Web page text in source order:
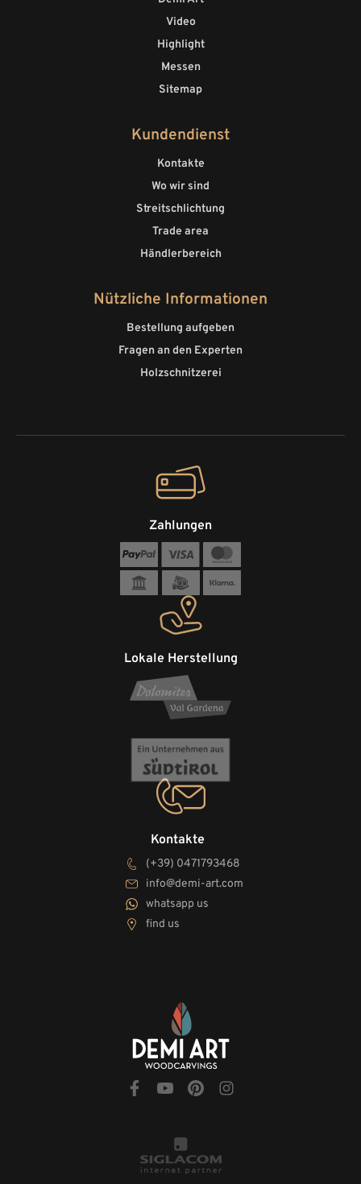
Video
Highlight
Messen
Sitemap
Kundendienst
Kontakte
Wo wir sind
Streitschlichtung
Trade area
Händlerbereich
Nützliche Informationen
Bestellung aufgeben
Fragen an den Experten
Holzschnitzerei
Kontakte
(+39) 0471793468
info@demi-art.com
whatsapp us
find us
Lokale Herstellung
Zahlungen